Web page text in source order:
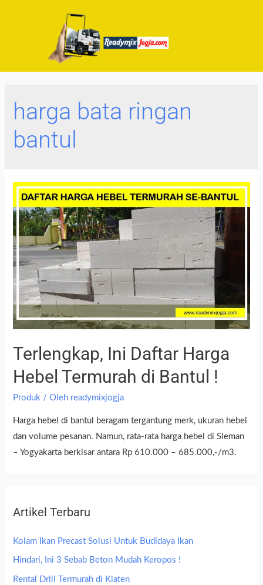
harga bata ringan
bantul
Terlengkap, Ini Daftar Harga
Hebel Termurah di Bantul !
Produk / Oleh readymixjogja
Harga hebel di bantul beragam tergantung merk, ukuran hebel
dan volume pesanan. Namun, rata-rata harga hebel di Sleman
– Yogyakarta berkisar antara Rp 610.000 – 685.000,-/m3.
Artikel Terbaru
Kolam Ikan Precast Solusi Untuk Budidaya Ikan
Hindari, Ini 3 Sebab Beton Mudah Keropos !
Rental Drill Termurah di Klaten